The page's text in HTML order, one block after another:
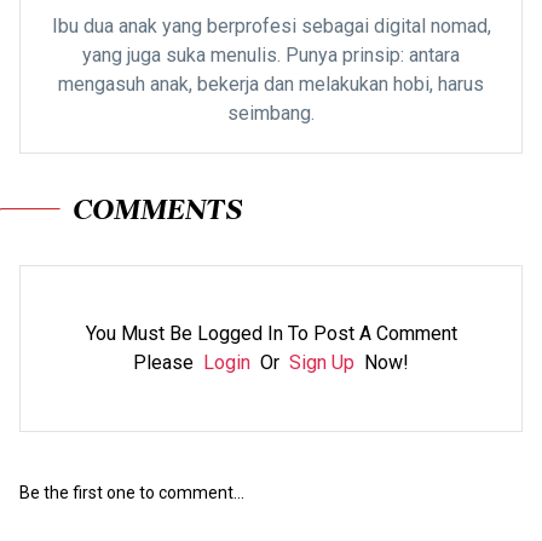
Ibu dua anak yang berprofesi sebagai digital nomad,
yang juga suka menulis. Punya prinsip: antara
mengasuh anak, bekerja dan melakukan hobi, harus
seimbang.
COMMENTS
You Must Be Logged In To Post A Comment
Please Login Or Sign Up Now!
Be the first one to comment...